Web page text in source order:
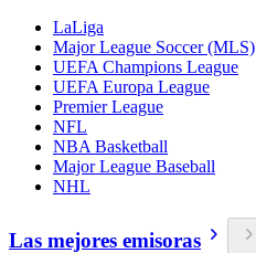
LaLiga
Major League Soccer (MLS)
UEFA Champions League
UEFA Europa League
Premier League
NFL
NBA Basketball
Major League Baseball
NHL
Las mejores emisoras